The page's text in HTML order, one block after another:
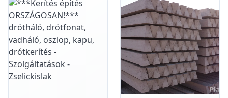
0 0